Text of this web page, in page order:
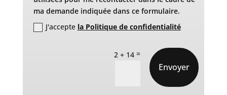
ma demande indiquée dans ce formulaire.
J'accepte la Politique de confidentialité
2 + 14 =
Envoyer